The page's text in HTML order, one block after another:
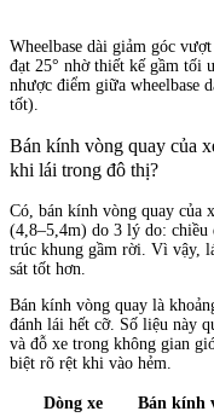
Wheelbase dài giảm góc
đạt 25° nhờ thiết kế gầm tối
nhược điểm giữa wheelbase
tốt).
Bán kính vòng quay của
khi lái trong đô thị?
Có, bán kính vòng quay của
(4,8–5,4m) do 3 lý do: chiều
trúc khung gầm rời. Vì vậy,
sát tốt hơn.
Bán kính vòng quay là
đánh lái hết cỡ. Số liệu này
và đỗ xe trong không gian
biệt rõ rệt khi vào hẻm.
Dòng xe
Bán kính